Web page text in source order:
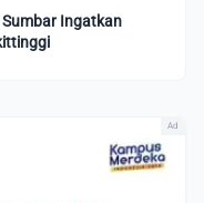
Ingatkan
Ad